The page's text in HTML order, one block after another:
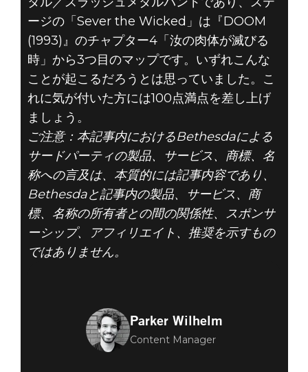
ージの「Sever the Wicked」は『DOOM
(1993)』のチャプター4「汝の肉体が滅びる
時」から3つ目のマップです。いずれこんな
ことが起こるだろうとは思っていました。こ
れに気が付いた方には100点満点を差し上げ
ましょう。
ご注意：本記事内におけるBethesdaによる
サードパーティの製品、サービス、商標、名
称への言及は、本質的には記事内容であり、
Bethesdaと記事内の製品、サービス、商
標、名称の所有者との間の関係性、スポンサ
ーシップ、アフィリエイト、推奨を示すもの
ではありません。
Parker Wilhelm
Content Manager